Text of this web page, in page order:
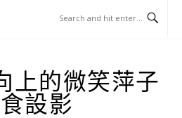
上的微笑萍子
設影